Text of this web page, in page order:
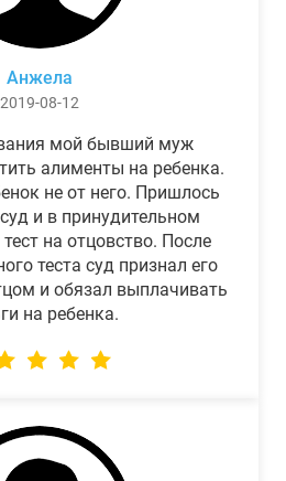
Анжела
2019-08-12
мой бывший муж
алименты на ребенка.
не от него. Пришлось
и в принудительном
на отцовство. После
теста суд признал его
и обязал выплачивать
на ребенка.